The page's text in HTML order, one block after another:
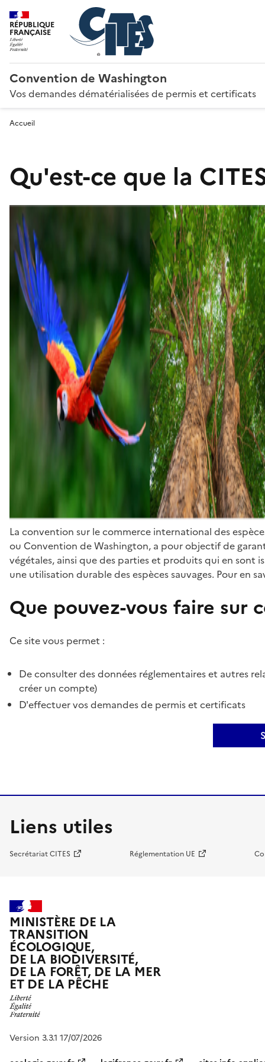
RÉPUBLIQUE
FRANÇAISE
Convention de Washington
Vos demandes dématérialisées de permis et certificats
Accueil
Qu'est-ce que la
La convention sur le commerce international des
ou Convention de Washington, a pour objectif de
végétales, ainsi que des parties et produits qui en sont
une utilisation durable des espèces sauvages. Pour en
Que pouvez-vous faire sur
Ce site vous permet :
De consulter des données réglementaires et autres
créer un compte)
D'effectuer vos demandes de permis et certificats
Liens utiles
Secrétariat CITES Réglementation UE
MINISTÈRE DE LA
TRANSITION
ÉCOLOGIQUE,
DE LA BIODIVERSITÉ,
DE LA FORÊT, DE LA MER
ET DE LA PÊCHE
Version 3.3.1 17/07/2026